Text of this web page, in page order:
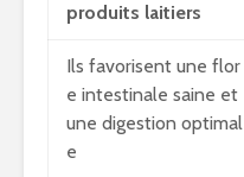
produits laitiers
Ils favorisent une flor
e intestinale saine et
une digestion optimal
e